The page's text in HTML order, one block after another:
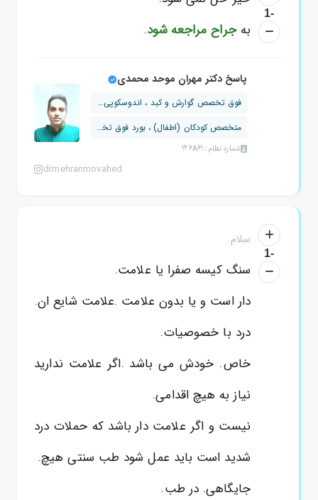
-1
بهجراح مراجعه شود.
پاسخ دکتر مهران موحد محمدی
فوق تخصص گوارش و کبد ، اندوسکوپی و کو...
متخصص کودکان (اطفال) ، بورد فوق تخصصی
شماره نظام: 126861
drmehranmovahed
-1
سلام.
سنگ کیسه صفرا یا علامت.
دار است و یا بدون علامت .علامت شایع ان.
درد با خصوصیات.
خاص. خودش می باشد .اگر علامت ندارید
نیاز به هیچ اقدامی.
نیست و اگر علامت دار باشد که حملات درد
شدید است باید عمل شود طب سنتی هیچ.
جایگاهی. در طب.